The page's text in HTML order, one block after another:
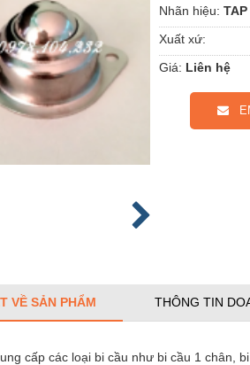
Nhãn hiệu: TAP
Xuất xứ:
Giá: Liên hệ
VỀ SẢN PHẨM THÔNG TIN
cấp các loại bi cầu như bi cầu 1 chân,